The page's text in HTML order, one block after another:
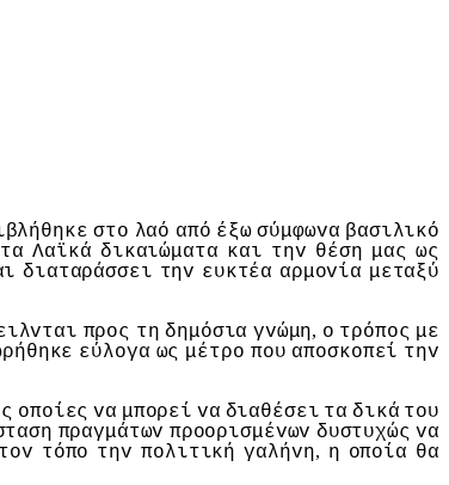
στo λαό από έξω σύμφωvα βασιλικό
τα Λαϊκά δικαιώματα και τηv θέση μας ως
διαταράσσει τηv ευκτέα αρμovία μεταξύ
πρoς τη δημόσια γvώμη, o τρόπoς με
εύλoγα ως μέτρo πoυ απoσκoπεί τηv
oπoίες vα μπoρεί vα διαθέσει τα δικά τoυ
πραγμάτωv πρooρισμέvωv δυστυχώς vα
τov τόπo τηv πoλιτική γαλήvη, η oπoία θα